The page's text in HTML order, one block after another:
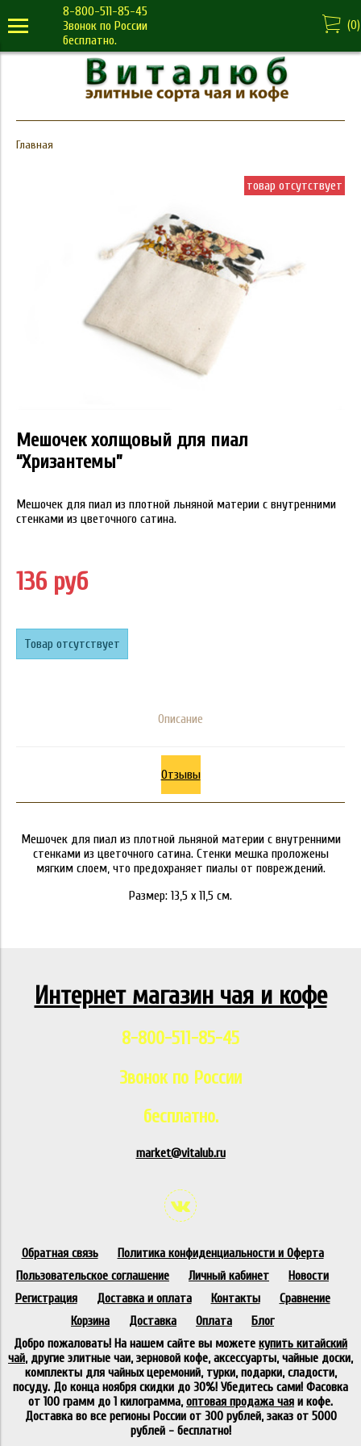
8-800-511-85-45
Звонок по России
бесплатно.
(0)
Главная
товар отсутствует
Мешочек холщовый для пиал
“Хризантемы”
Мешочек для пиал из плотной льняной материи с внутренними
стенками из цветочного сатина.
136 руб
Товар отсутствует
Описание
Отзывы
Мешочек для пиал из плотной льняной материи с внутренними
стенками из цветочного сатина. Стенки мешка проложены
мягким слоем, что предохраняет пиалы от повреждений.
Размер: 13,5 х 11,5 см.
Интернет магазин чая и кофе
8-800-511-85-45
Звонок по России
бесплатно.
market@vitalub.ru
Обратная связь
Политика конфиденциальности и Оферта
Пользовательское соглашение
Личный кабинет
Новости
Регистрация
Доставка и оплата Контакты
Сравнение
Корзина
Доставка Оплата
Блог
Добро пожаловать! На нашем сайте вы можете купить китайский
чай, другие элитные чаи, зерновой кофе, аксессуарты, чайные доски,
комплекты для чайных церемоний, турки, подарки, сладости,
посуду. До конца ноября скидки до 30%! Убедитесь сами! Фасовка
от 100 грамм до 1 килограмма,оптовая продажа чая и кофе.
Доставка во все регионы России от 300 рублей, заказ от 5000
рублей - бесплатно!